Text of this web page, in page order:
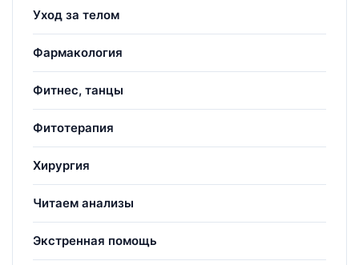
Уход за телом
Фармакология
Фитнес, танцы
Фитотерапия
Хирургия
Читаем анализы
Экстренная помощь